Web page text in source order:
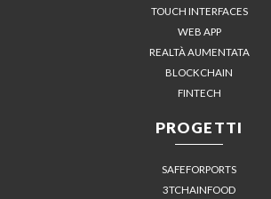
TOUCH INTERFACES
WEB APP
REALTÀ AUMENTATA
BLOCKCHAIN
FINTECH
PROGETTI
SAFEFORPORTS
3TCHAINFOOD